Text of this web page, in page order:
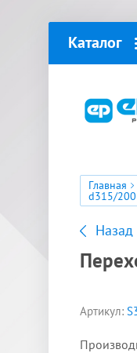
Каталог
Главная
d315/200
Назад
Артикул: